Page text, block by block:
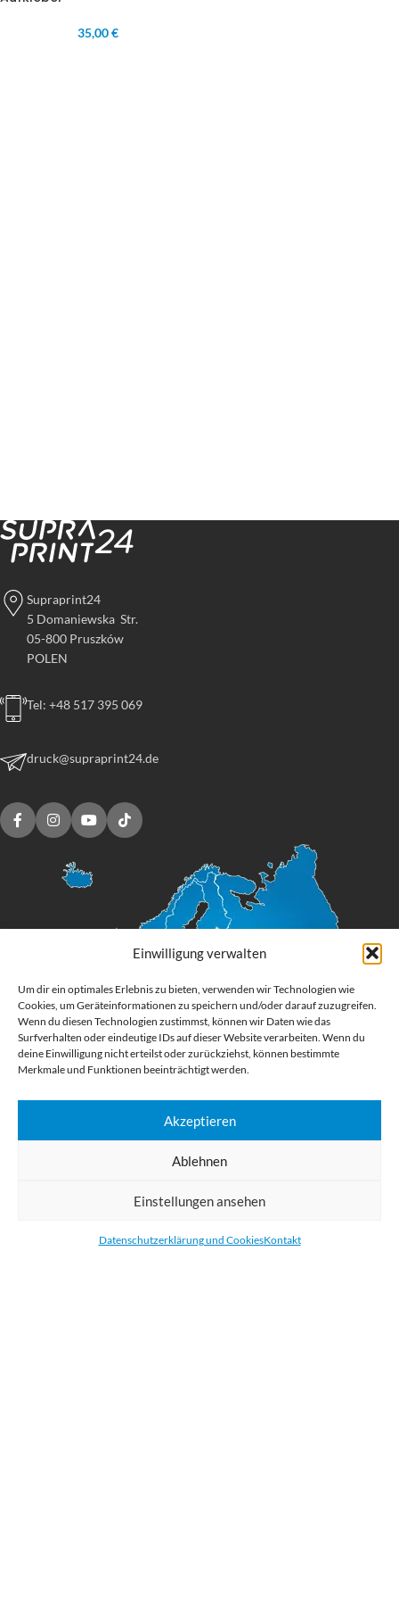
Einwilligung verwalten
Um dir ein optimales Erlebnis zu bieten, verwenden wir Technologien wie
Cookies, um Geräteinformationen zu speichern und/oder darauf zuzugreifen.
Wenn du diesen Technologien zustimmst, können wir Daten wie das
Surfverhalten oder eindeutige IDs auf dieser Website verarbeiten. Wenn du
deine Einwilligung nicht erteilst oder zurückziehst, können bestimmte
Merkmale und Funktionen beeinträchtigt werden.
Akzeptieren
Ablehnen
Einstellungen ansehen
Datenschutzerklärung und CookiesKontakt
35,00 €
Supraprint24
5 Domaniewska Str.
05-800 Pruszków
POLEN
Tel: +48 517 395 069
druck@supraprint24.de
Digital Großformatdruck
Bestellen Sie gedruckte Werbemittel online für Ihr Unternehmen. Wir
und Aufkleber. Wir liefern unsere Druckprodukte Deutschland,